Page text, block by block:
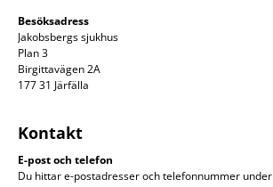
Besöksadress
Jakobsbergs sjukhus
Plan 3
Birgittavägen 2A
177 31 Järfälla
Kontakt
E-post och telefon
Du hittar e-postadresser och telefonnummer under